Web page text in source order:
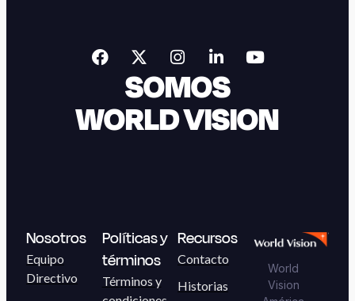
SOMOS
WORLD VISION
Nosotros
Equipo
Directivo
Políticas y
términos
Términos y
Recursos
Contacto
Historias
World
Vision